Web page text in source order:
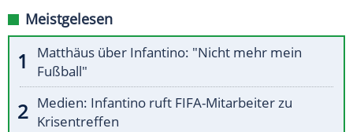
Meistgelesen
Matthäus über Infantino: "Nicht mehr mein
Fußball"
Medien: Infantino ruft FIFA-Mitarbeiter zu
Krisentreffen